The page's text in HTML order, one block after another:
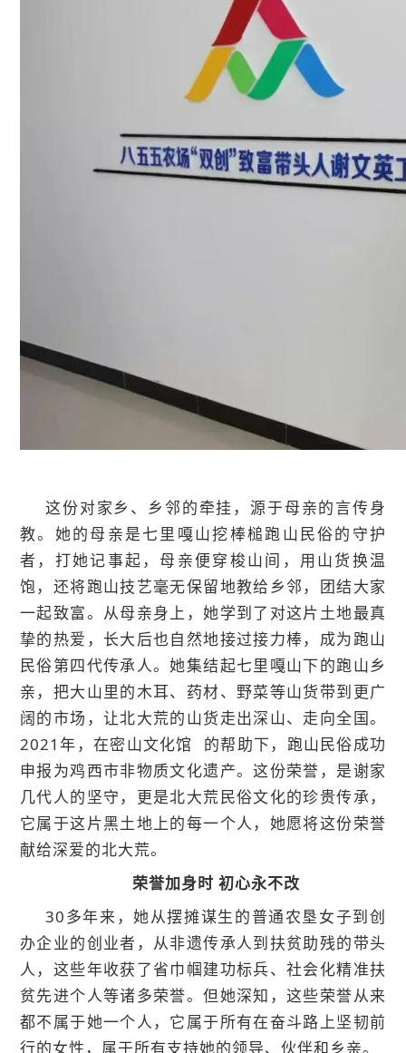
这份对家乡、乡邻的牵挂，源于母亲的言传身
教。她的母亲是七里嘎山挖棒槌跑山民俗的守护
者，打她记事起，母亲便穿梭山间，用山货换温
饱，还将跑山技艺毫无保留地教给乡邻，团结大家
一起致富。从母亲身上，她学到了对这片土地最真
挚的热爱，长大后也自然地接过接力棒，成为跑山
民俗第四代传承人。她集结起七里嘎山下的跑山乡
亲，把大山里的木耳、药材、野菜等山货带到更广
阔的市场，让北大荒的山货走出深山、走向全国。
2021年，在密山文化馆
的帮助下，跑山民俗成功
申报为鸡西市非物质文化遗产。这份荣誉，是谢家
几代人的坚守，更是北大荒民俗文化的珍贵传承，
它属于这片黑土地上的每一个人，她愿将这份荣誉
献给深爱的北大荒。
荣誉加身时 初心永不改
30多年来，她从摆摊谋生的普通农垦女子到创
办企业的创业者，从非遗传承人到扶贫助残的带头
人，这些年收获了省巾帼建功标兵、社会化精准扶
贫先进个人等诸多荣誉。但她深知，这些荣誉从来
都不属于她一个人，它属于所有在奋斗路上坚韧前
行的女性，属于所有支持她的领导、伙伴和乡亲。